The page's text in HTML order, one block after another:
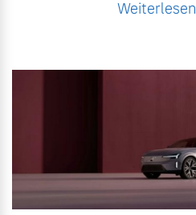
Weiterlesen